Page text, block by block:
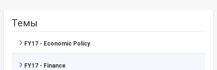
Темы
FY17 - Economic Policy
FY17 - Finance